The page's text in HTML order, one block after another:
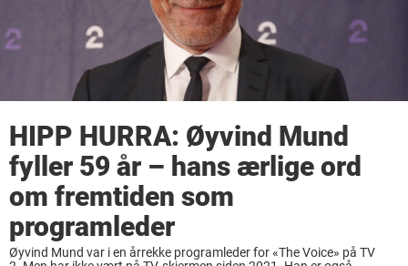
HIPP HURRA: Øyvind Mund
fyller 59 år – hans ærlige ord
om fremtiden som
programleder
Øyvind Mund var i en årrekke programleder for «The Voice» på TV